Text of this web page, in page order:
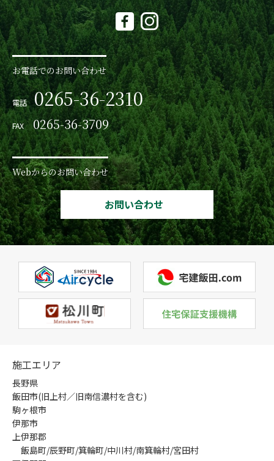
お電話でのお問い合わせ
電話 0265-36-2310
FAX0265-36-3709
Webからのお問い合わせ
お問い合わせ
施工エリア
長野県
飯田市(旧上村／旧南信濃村を含む)
駒ヶ根市
伊那市
上伊那郡
飯島町/辰野町/箕輪町/中川村/南箕輪村/宮田村